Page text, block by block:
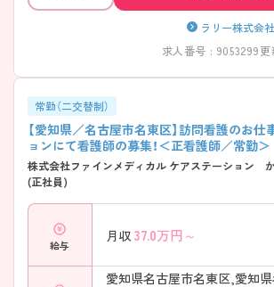
ラリー株式会
求人番号 : 9053299更
常勤（二交替制）
【愛知県／名古屋市名東区】訪問看護のお
ョンにて看護師の募集！＜正看護師／常勤＞
株式会社ファインメディカル ケアステーション
(正社員)
給与
月収 37.0万円～